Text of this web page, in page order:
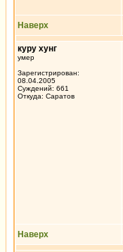
Наверх
куру хунг
умер
Зарегистрирован:
08.04.2005
Суждений: 661
Откуда: Саратов
Наверх